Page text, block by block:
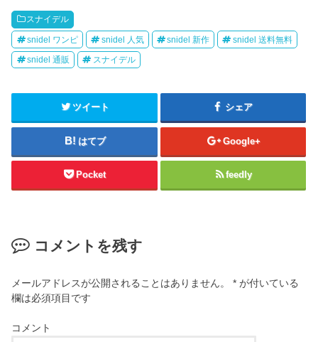
スナイデル
snidel ワンピ snidel 人気 snidel 新作 snidel 送料無料
snidel 通販 スナイデル
ツイート シェア
はてブ Google+
Pocket feedly
コメントを残す
メールアドレスが公開されることはありません。 * が付いている
欄は必須項目です
コメント